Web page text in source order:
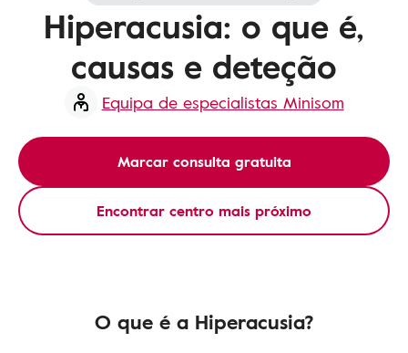
Hiperacusia: o que é,
causas e deteção
Equipa de especialistas Minisom
Marcar consulta gratuita
Encontrar centro mais próximo
O que é a Hiperacusia?